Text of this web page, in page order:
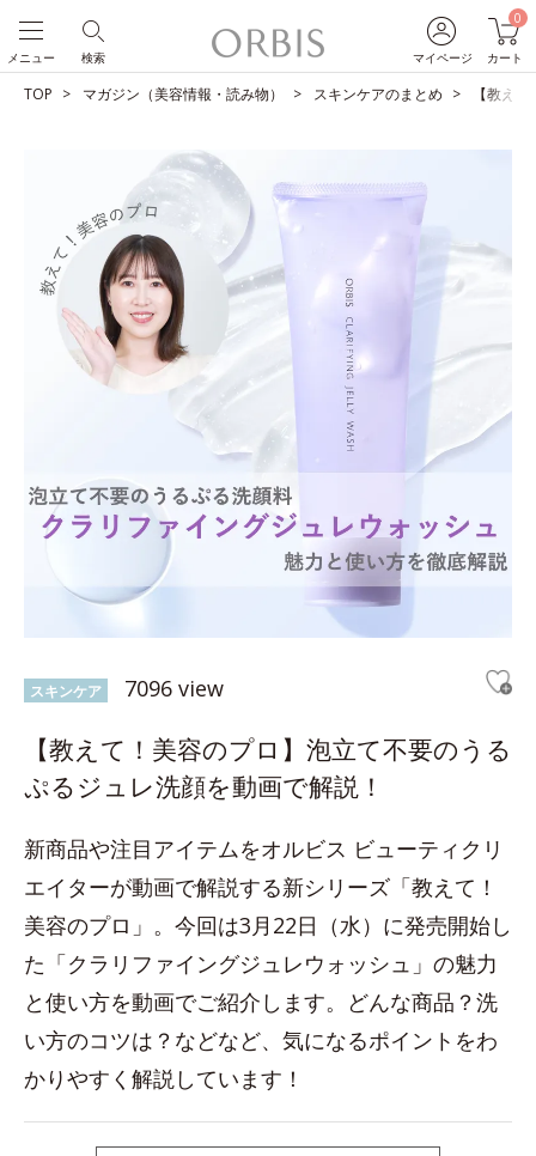
マイページ
0
カート
検索
メニュー
TOP マガジン（美容情報・読み物） スキンケアのまとめ 【教え
スキンケア 7096 view
【教えて！美容のプロ】泡立て不要のうる
ぷるジュレ洗顔を動画で解説！
新商品や注目アイテムをオルビス ビューティクリ
エイターが動画で解説する新シリーズ「教えて！
美容のプロ」。今回は3月22日（水）に発売開始し
た「クラリファイングジュレウォッシュ」の魅力
と使い方を動画でご紹介します。どんな商品？洗
い方のコツは？などなど、気になるポイントをわ
かりやすく解説しています！